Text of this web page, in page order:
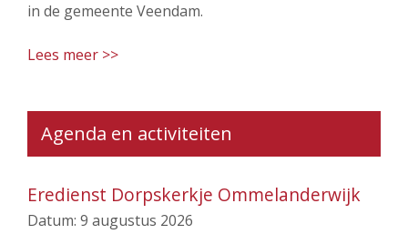
in de gemeente Veendam.
Lees meer >>
Agenda en activiteiten
Eredienst Dorpskerkje Ommelanderwijk
Datum: 9 augustus 2026